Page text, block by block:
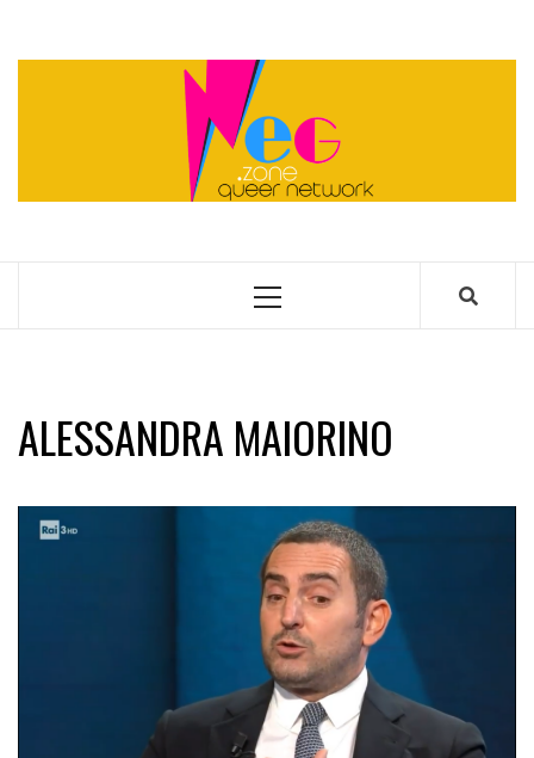
Primary
ALESSANDRA MAIORINO